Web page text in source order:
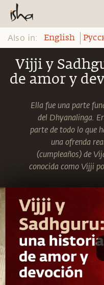
Also in: English
Vijji y
de amor y
Ella fue una parte
del Dhyanalinga.
parte de todo lo que
una ofrenda
(cumpleaños) de
conocida como Vijji